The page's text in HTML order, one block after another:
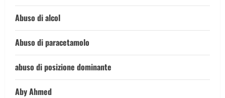
Abuso di alcol
Abuso di paracetamolo
abuso di posizione dominante
Aby Ahmed